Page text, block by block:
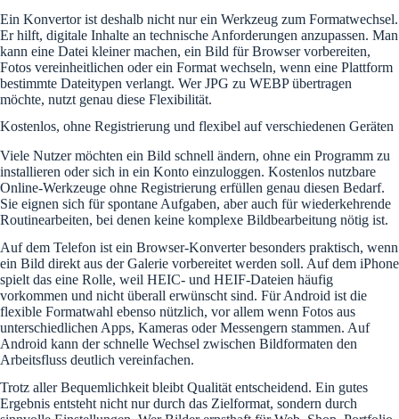
Ein Konvertor ist deshalb nicht nur ein Werkzeug zum Formatwechsel.
Er hilft, digitale Inhalte an technische Anforderungen anzupassen. Man
kann eine Datei kleiner machen, ein Bild für Browser vorbereiten,
Fotos vereinheitlichen oder ein Format wechseln, wenn eine Plattform
bestimmte Dateitypen verlangt. Wer JPG zu WEBP übertragen
möchte, nutzt genau diese Flexibilität.
Kostenlos, ohne Registrierung und flexibel auf verschiedenen Geräten
Viele Nutzer möchten ein Bild schnell ändern, ohne ein Programm zu
installieren oder sich in ein Konto einzuloggen. Kostenlos nutzbare
Online-Werkzeuge ohne Registrierung erfüllen genau diesen Bedarf.
Sie eignen sich für spontane Aufgaben, aber auch für wiederkehrende
Routinearbeiten, bei denen keine komplexe Bildbearbeitung nötig ist.
Auf dem Telefon ist ein Browser-Konverter besonders praktisch, wenn
ein Bild direkt aus der Galerie vorbereitet werden soll. Auf dem iPhone
spielt das eine Rolle, weil HEIC- und HEIF-Dateien häufig
vorkommen und nicht überall erwünscht sind. Für Android ist die
flexible Formatwahl ebenso nützlich, vor allem wenn Fotos aus
unterschiedlichen Apps, Kameras oder Messengern stammen. Auf
Android kann der schnelle Wechsel zwischen Bildformaten den
Arbeitsfluss deutlich vereinfachen.
Trotz aller Bequemlichkeit bleibt Qualität entscheidend. Ein gutes
Ergebnis entsteht nicht nur durch das Zielformat, sondern durch